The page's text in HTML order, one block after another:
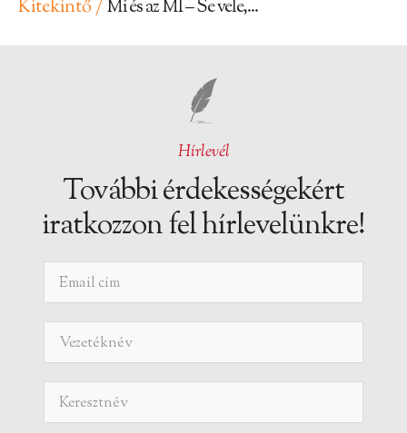
Kitekintő /Mi és az MI – Se vele,...
Hírlevél
További érdekességekért
iratkozzon fel hírlevelünkre!